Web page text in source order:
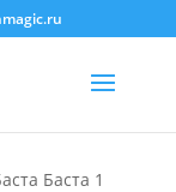
Баста 1